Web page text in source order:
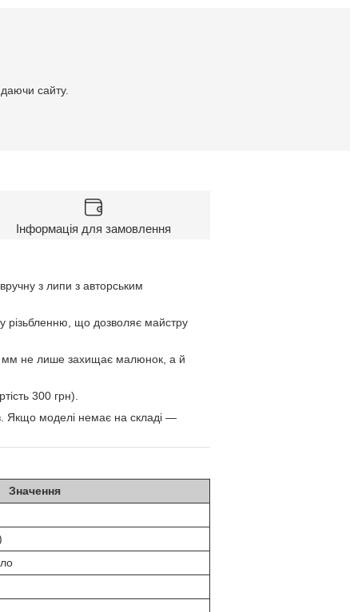
сайту.
Інформація для замовлення
з липи з авторським
різьбленню, що дозволяє майстру
мм не лише захищає малюнок, а й
300 грн).
Якщо моделі немає на складі —
Значення